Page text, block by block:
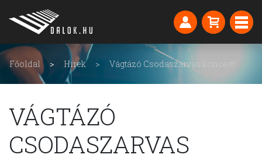
Főoldal Hírek Vágtázó Csodaszarvas koncert!
VÁGTÁZÓ
CSODASZARVAS